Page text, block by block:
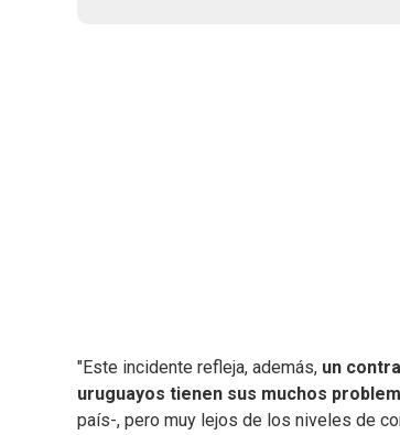
"Este incidente refleja, además, un
uruguayos tienen sus muchos
país-, pero muy lejos de los niveles de